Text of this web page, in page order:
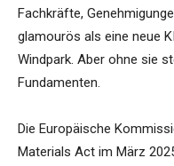
Fachkräfte,
glamourös als eine neue
Windpark. Aber ohne sie
Fundamenten.
Die Europäische
Materials Act im März